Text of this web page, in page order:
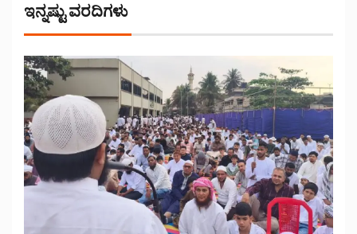
ಇನ್ನಷ್ಟು ವರದಿಗಳು